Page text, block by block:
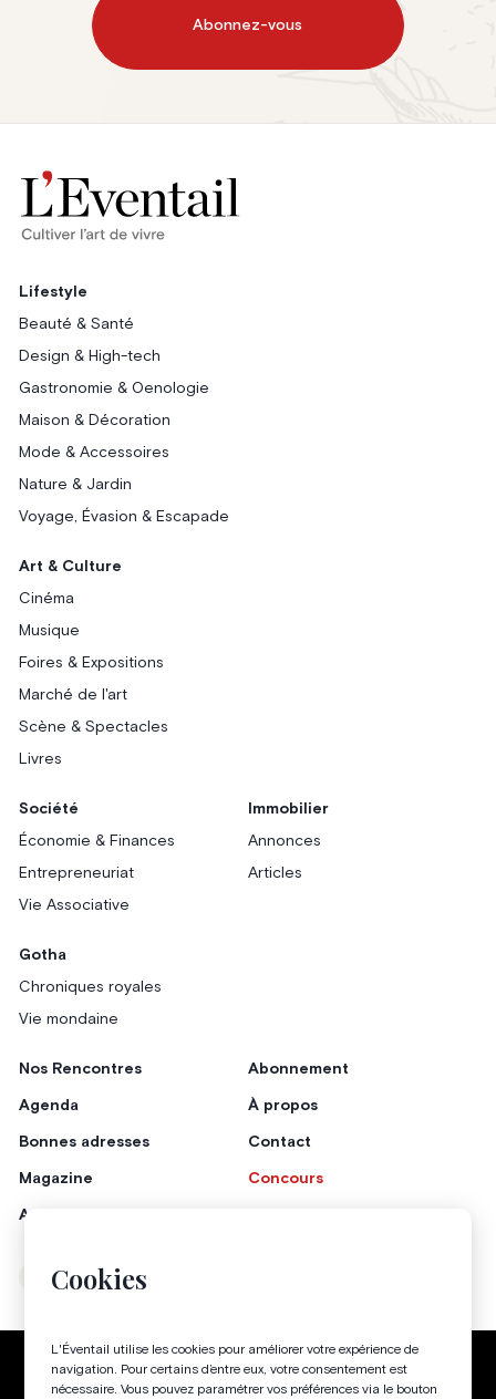
Cookies
L'Éventail utilise les cookies pour améliorer votre expérience de
navigation. Pour certains d’entre eux, votre consentement est
nécessaire. Vous pouvez paramétrer vos préférences via le bouton
Abonnez-vous
Lifestyle
Beauté & Santé
Design & High-tech
Gastronomie & Oenologie
Maison & Décoration
Mode & Accessoires
Nature & Jardin
Voyage, Évasion & Escapade
Art & Culture
Cinéma
Musique
Foires & Expositions
Marché de l'art
Scène & Spectacles
Livres
Société
Économie & Finances
Entrepreneuriat
Vie Associative
Immobilier
Annonces
Articles
Gotha
Chroniques royales
Vie mondaine
Nos Rencontres
Agenda
Bonnes adresses
Magazine
Annonceurs
Abonnement
À propos
Contact
Concours
Instagram
Politique de confidentialité Conditions générales